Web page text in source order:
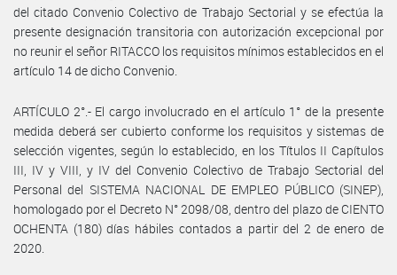
del citado Convenio Colectivo de Trabajo Sectorial y se efectúa la
presente designación transitoria con autorización excepcional por
no reunir el señor RITACCO los requisitos mínimos establecidos en el
artículo 14 de dicho Convenio.
ARTÍCULO 2°.- El cargo involucrado en el artículo 1° de la presente
medida deberá ser cubierto conforme los requisitos y sistemas de
selección vigentes, según lo establecido, en los Títulos II Capítulos
III, IV y VIII, y IV del Convenio Colectivo de Trabajo Sectorial del
Personal del SISTEMA NACIONAL DE EMPLEO PÚBLICO (SINEP),
homologado por el Decreto N° 2098/08, dentro del plazo de CIENTO
OCHENTA (180) días hábiles contados a partir del 2 de enero de
2020.